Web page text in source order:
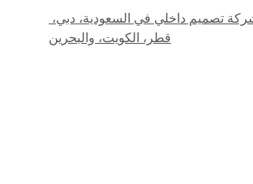
تصميم داخلي في السعودية، دبي،
قطر، الكويت، والبحرين